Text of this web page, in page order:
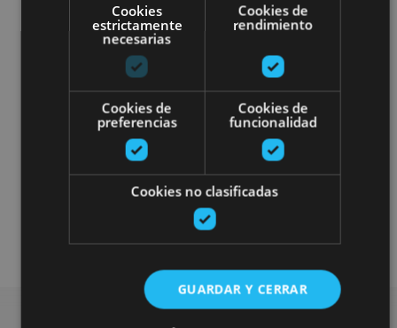
Museos y centros expositivos
Visitas guiadas
Cookies
estrictamente
necesarias
Cookies de
rendimiento
Cookies de
preferencias
Cookies de
funcionalidad
Cookies no clasificadas
GUARDAR Y CERRAR